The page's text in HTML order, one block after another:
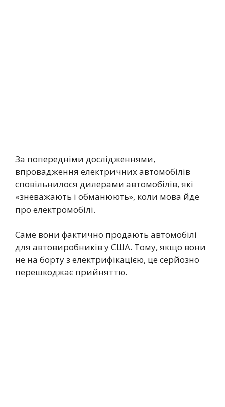
За попередніми дослідженнями,
впровадження електричних автомобілів
сповільнилося дилерами автомобілів, які
«зневажають і обманюють», коли мова йде
про електромобілі.
Саме вони фактично продають автомобілі
для автовиробників у США. Тому, якщо вони
не на борту з електрифікацією, це серйозно
перешкоджає прийняттю.